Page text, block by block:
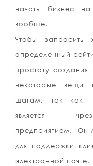
начать бизнес
вообще.
Чтобы запросить
определенный
простоту
некоторые вещи
шагам, так как
является
предприятием.
для поддержки
электронной почте.